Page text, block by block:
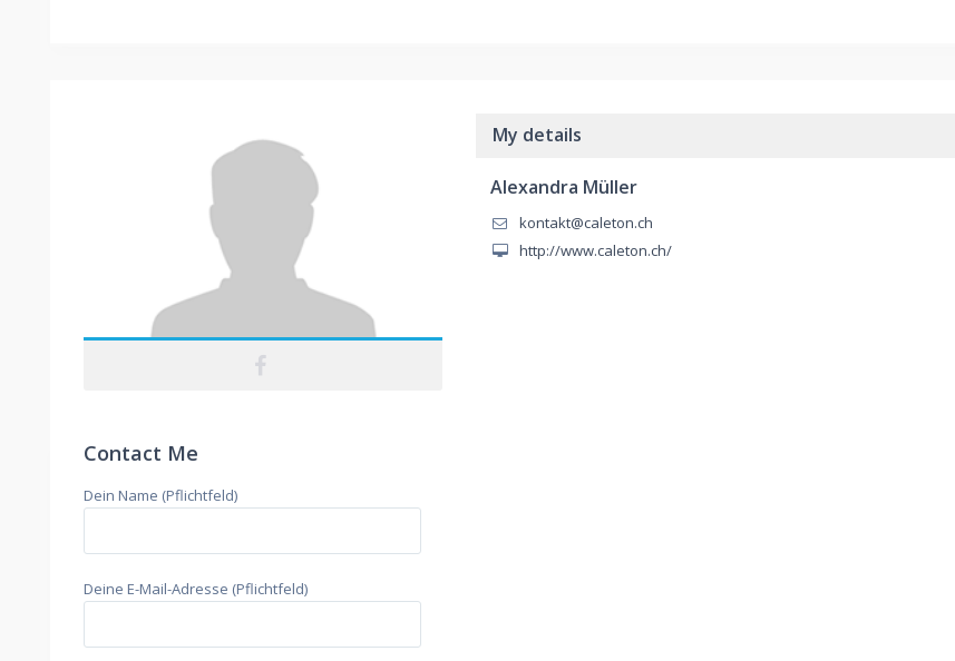
My details
Alexandra Müller
kontakt@caleton.ch
http://www.caleton.ch/
Contact Me
Dein Name (Pflichtfeld)
Deine E-Mail-Adresse (Pflichtfeld)